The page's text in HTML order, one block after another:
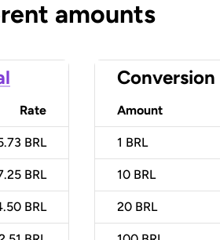
amounts
Rate
BRL
BRL
BRL
Amount
1 BRL
10 BRL
20 BRL